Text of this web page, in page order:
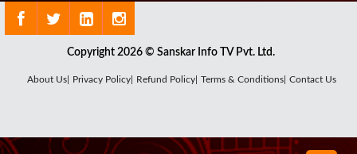
Copyright 2026 © Sanskar Info TV Pvt. Ltd.
About Us| Privacy Policy| Refund Policy| Terms & Conditions| Contact Us